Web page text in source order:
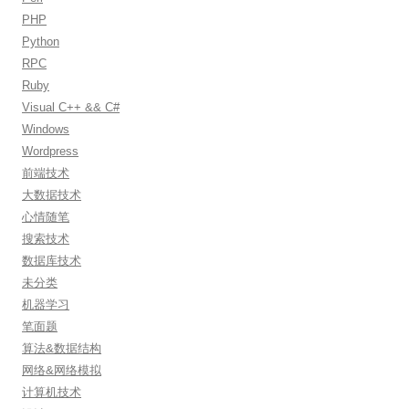
PHP
Python
RPC
Ruby
Visual C++ && C#
Windows
Wordpress
前端技术
大数据技术
心情随笔
搜索技术
数据库技术
未分类
机器学习
笔面题
算法&数据结构
网络&网络模拟
计算机技术